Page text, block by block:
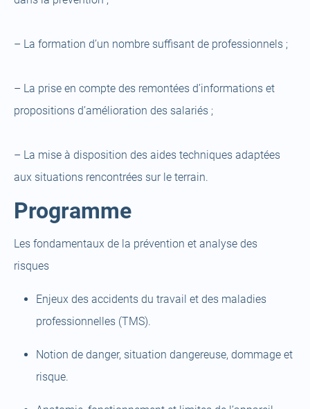
– La formation d’un nombre suffisant de professionnels ;
– La prise en compte des remontées d’informations et
propositions d’amélioration des salariés ;
– La mise à disposition des aides techniques adaptées
aux situations rencontrées sur le terrain.
Programme
Les fondamentaux de la prévention et analyse des
risques
Enjeux des accidents du travail et des maladies
professionnelles (TMS).
Notion de danger, situation dangereuse, dommage et
risque.